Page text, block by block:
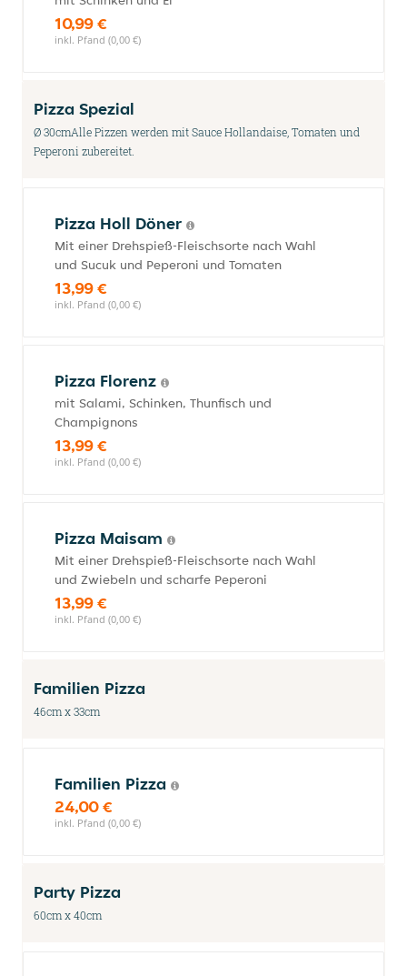
10,99 €
inkl. Pfand (0,00 €)
Pizza Spezial
Ø 30cmAlle Pizzen werden mit Sauce Hollandaise, Tomaten und
Peperoni zubereitet.
Pizza Holl Döner
Mit einer Drehspieß-Fleischsorte nach Wahl
und Sucuk und Peperoni und Tomaten
13,99 €
inkl. Pfand (0,00 €)
Pizza Florenz
mit Salami, Schinken, Thunfisch und
Champignons
13,99 €
inkl. Pfand (0,00 €)
Pizza Maisam
Mit einer Drehspieß-Fleischsorte nach Wahl
und Zwiebeln und scharfe Peperoni
13,99 €
inkl. Pfand (0,00 €)
Familien Pizza
46cm x 33cm
Familien Pizza
24,00 €
inkl. Pfand (0,00 €)
Party Pizza
60cm x 40cm